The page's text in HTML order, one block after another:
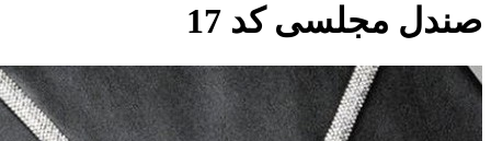
صندل مجلسی کد 17